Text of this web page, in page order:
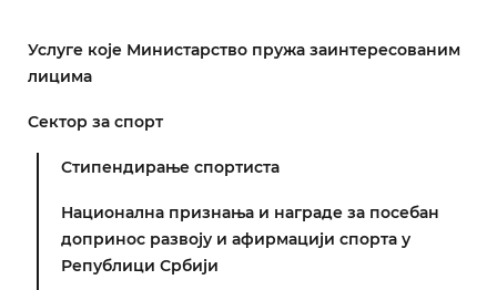
Услуге које Министарство пружа заинтересованим
лицима
Сектор за спорт
Стипендирање спортиста
Национална признања и награде за посебан
допринос развоју и афирмацији спорта у
Републици Србији